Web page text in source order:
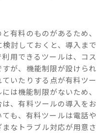
有料のものがあるため、
討しておくと、導入まで
用できるツールは、コス
が、機能制限が設けられ
いたりする点が有料ツー
は機能制限がないため、
、有料ツールの導入をお
も、有料ツールは電話や
なトラブル対応が用意さ